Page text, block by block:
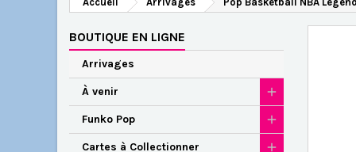
BOUTIQUE EN LIGNE
Arrivages
À venir
Funko Pop
Cartes à Collectionner